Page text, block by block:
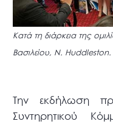
Κατά τη διάρκεια της
Βασιλείου, N. Huddleston.
Την εκδήλωση
Συντηρητικού